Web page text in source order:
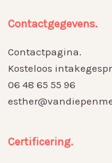
Contactgegevens.
Contactpagina.
Kosteloos
06 48 65 55 96
Certificering.